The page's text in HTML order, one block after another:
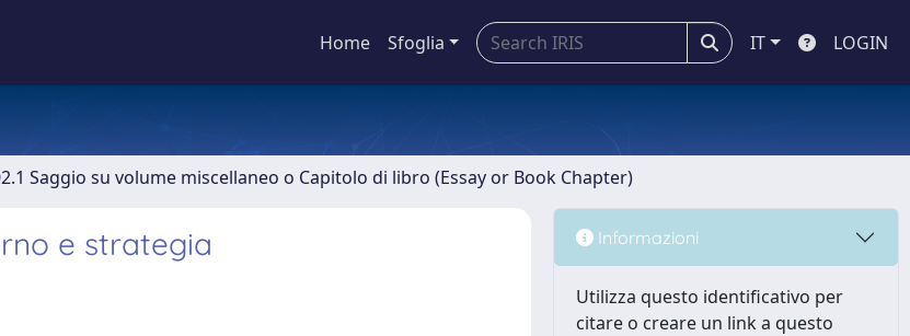
Home Sfoglia IT LOGIN
Saggio su volume miscellaneo o Capitolo di libro (Essay or Book Chapter)
e strategia Informazioni
Utilizza questo identificativo per
citare o creare un link a questo